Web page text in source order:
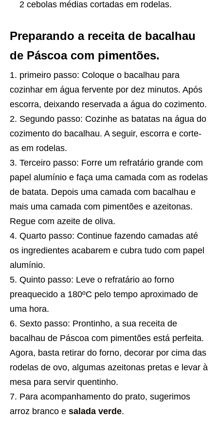
2 cebolas médias cortadas em rodelas.
Preparando a receita de bacalhau
de Páscoa com pimentões.
primeiro passo: Coloque o bacalhau para
cozinhar em água fervente por dez minutos. Após
escorra, deixando reservada a água do cozimento.
Segundo passo: Cozinhe as batatas na água do
cozimento do bacalhau. A seguir, escorra e corte-
as em rodelas.
Terceiro passo: Forre um refratário grande com
papel alumínio e faça uma camada com as rodelas
de batata. Depois uma camada com bacalhau e
mais uma camada com pimentões e azeitonas.
Regue com azeite de oliva.
Quarto passo: Continue fazendo camadas até
os ingredientes acabarem e cubra tudo com papel
alumínio.
Quinto passo: Leve o refratário ao forno
preaquecido a 180ºC pelo tempo aproximado de
uma hora.
Sexto passo: Prontinho, a sua receita de
bacalhau de Páscoa com pimentões está perfeita.
Agora, basta retirar do forno, decorar por cima das
rodelas de ovo, algumas azeitonas pretas e levar à
mesa para servir quentinho.
Para acompanhamento do prato, sugerimos
arroz branco e salada verde.